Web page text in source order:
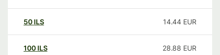
50 ILS 14.44 EUR
100 ILS 28.88 EUR